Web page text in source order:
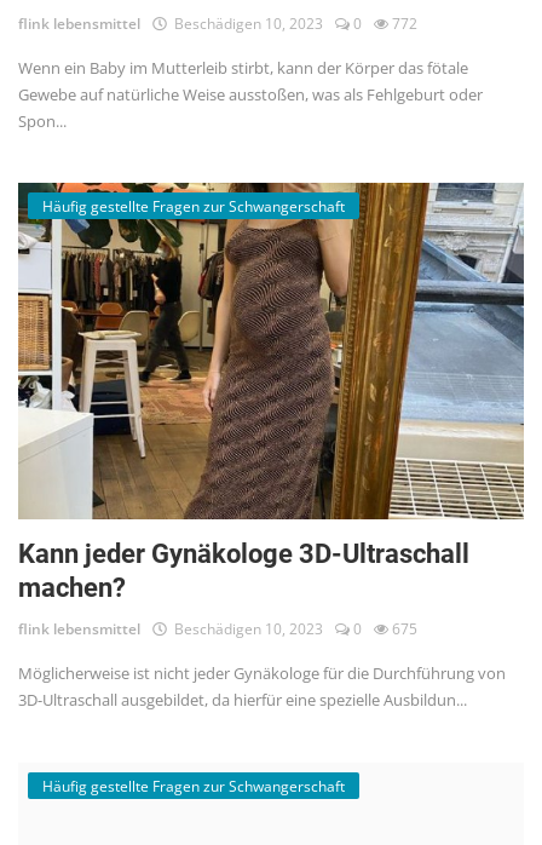
flink lebensmittel Beschädigen 10, 2023 0 772
Wenn ein Baby im Mutterleib stirbt, kann der Körper das fötale
Gewebe auf natürliche Weise ausstoßen, was als Fehlgeburt oder
Spon...
Häufig gestellte Fragen zur Schwangerschaft
Kann jeder Gynäkologe 3D-Ultraschall
machen?
flink lebensmittel Beschädigen 10, 2023 0 675
Möglicherweise ist nicht jeder Gynäkologe für die Durchführung von
3D-Ultraschall ausgebildet, da hierfür eine spezielle Ausbildun...
Häufig gestellte Fragen zur Schwangerschaft